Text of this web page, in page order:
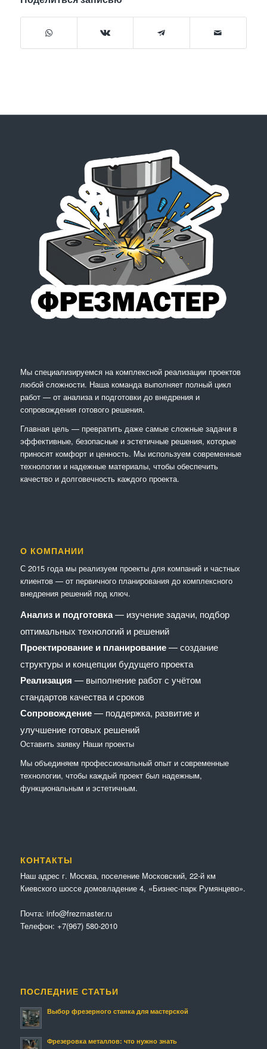
Мы специализируемся на комплексной реализации проектов
любой сложности. Наша команда выполняет полный цикл
работ — от анализа и подготовки до внедрения и
сопровождения готового решения.
Главная цель — превратить даже самые сложные задачи в
эффективные, безопасные и эстетичные решения, которые
приносят комфорт и ценность. Мы используем современные
технологии и надежные материалы, чтобы обеспечить
качество и долговечность каждого проекта.
О КОМПАНИИ
С 2015 года мы реализуем проекты для компаний и частных
клиентов — от первичного планирования до комплексного
внедрения решений под ключ.
Анализ и подготовка— изучение задачи, подбор
оптимальных технологий и решений
Проектирование и планирование— создание
структуры и концепции будущего проекта
Реализация — выполнение работ с учётом
стандартов качества и сроков
Сопровождение— поддержка, развитие и
улучшение готовых решений
Оставить заявку Наши проекты
Мы объединяем профессиональный опыт и современные
технологии, чтобы каждый проект был надежным,
функциональным и эстетичным.
КОНТАКТЫ
Наш адрес г. Москва, поселение Московский, 22-й км
Киевского шоссе домовладение 4, «Бизнес-парк Румянцево».
Почта: info@frezmaster.ru
Телефон: +7(967) 580-2010
ПОСЛЕДНИЕ СТАТЬИ
Выбор фрезерного станка для мастерской
Фрезеровка металлов: что нужно знать